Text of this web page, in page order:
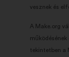
vesznek és
A Make.org
működésének
tekintetben a